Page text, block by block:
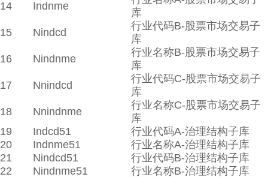
14
Indnme
库
15
Nindcd
行业代码B-股票市场交易子
库
16
Nindnme
行业名称B-股票市场交易子
库
17
Nnindcd
行业代码C-股票市场交易子
库
18
Nnindnme
行业名称C-股票市场交易子
库
19
Indcd51
行业代码A-治理结构子库
20
Indnme51
行业名称A-治理结构子库
21
Nindcd51
行业代码B-治理结构子库
22
Nindnme51
行业名称B-治理结构子库